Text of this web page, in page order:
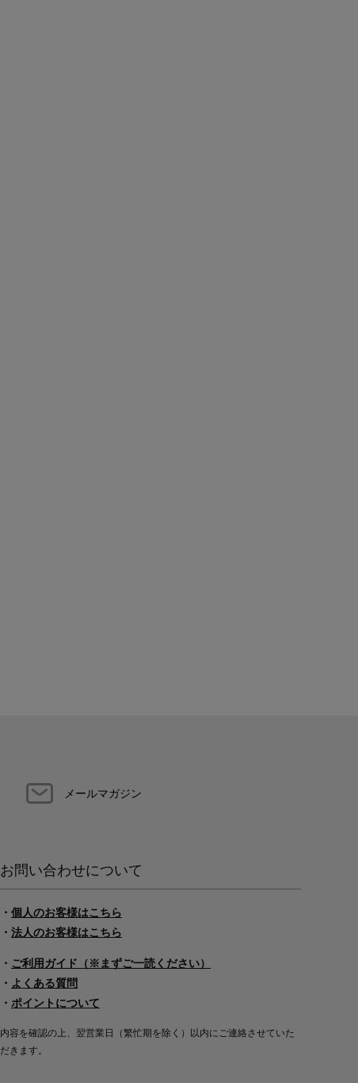
メールマガジン
お問い合わせについて
・ 個人のお客様はこちら
・ 法人のお客様はこちら
・ ご利用ガイド（※まずご一読ください）
・ よくある質問
・ ポイントについて
内容を確認の上、翌営業日（繁忙期を除く）以内にご連絡させていた
だきます。